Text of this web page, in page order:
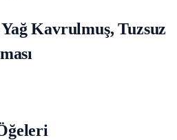
Kavrulmuş, Tuzsuz